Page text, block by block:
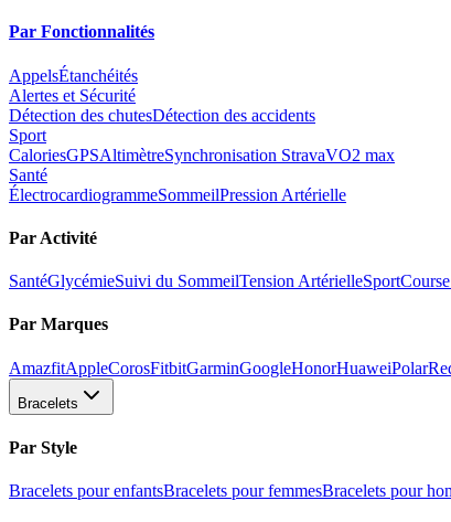
Par Fonctionnalités
AppelsÉtanchéités
Alertes et Sécurité
Détection des chutesDétection des accidents
Sport
CaloriesGPSAltimètreSynchronisation StravaVO2 max
Santé
ÉlectrocardiogrammeSommeilPression Artérielle
Par Activité
SantéGlycémieSuivi du SommeilTension ArtérielleSport
Par Marques
AmazfitAppleCorosFitbitGarminGoogleHonorHuaweiPolar
Bracelets
Par Style
Bracelets pour enfantsBracelets pour femmesBracelets pour